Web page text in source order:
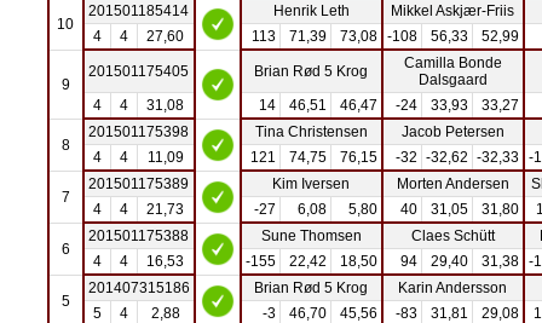
10
201501185414 Henrik Leth
Mikkel Askjær-Friis
4
4 27,60 113 71,39 73,08 -108 56,33 52,99
9
201501175405 Brian Rød 5 Krog
Camilla Bonde
Dalsgaard
4
4 31,08 14 46,51 46,47 -24 33,93 33,27
8
201501175398 Tina Christensen
Jacob Petersen
4
4 11,09 121 74,75 76,15 -32 -32,62 -32,33 -
7
201501175389 Kim Iversen Morten Andersen
4
4 21,73 -27 6,08 5,80 40 31,05 31,80
6
201501175388 Sune Thomsen Claes Schütt
4
4 16,53 -155 22,42 18,50 94 29,40 31,38 -
5
201407315186 Brian Rød 5 Krog
Karin Andersson
5
4 2,88 -3 46,70 45,56 -83 31,81 29,08